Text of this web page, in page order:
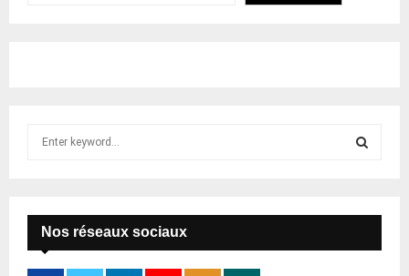
f
o
E
A
Nos réseaux sociaux